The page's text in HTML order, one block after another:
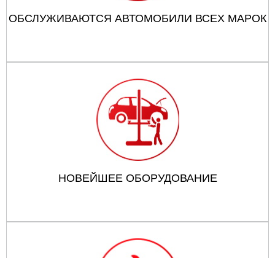
ОБСЛУЖИВАЮТСЯ АВТОМОБИЛИ ВСЕХ МАРОК
НОВЕЙШЕЕ ОБОРУДОВАНИЕ